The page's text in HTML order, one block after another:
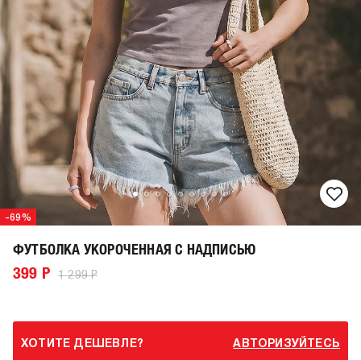
-69%
ФУТБОЛКА УКОРОЧЕННАЯ С НАДПИСЬЮ
399 Р 1 299 Р
ХОТИТЕ ДЕШЕВЛЕ? АВТОРИЗУЙТЕСЬ